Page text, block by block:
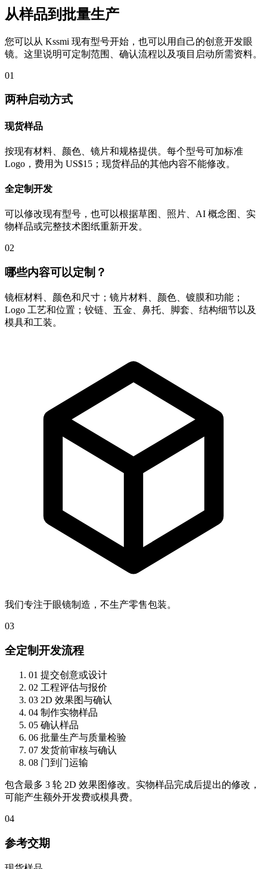
从样品到批量生产
您可以从 Kssmi 现有型号开始，也可以用自己的创意开发眼
镜。这里说明可定制范围、确认流程以及项目启动所需资料。
01
两种启动方式
现货样品
按现有材料、颜色、镜片和规格提供。每个型号可加标准
Logo，费用为 US$15；现货样品的其他内容不能修改。
全定制开发
可以修改现有型号，也可以根据草图、照片、AI 概念图、实
物样品或完整技术图纸重新开发。
02
哪些内容可以定制？
镜框材料、颜色和尺寸；镜片材料、颜色、镀膜和功能；
Logo 工艺和位置；铰链、五金、鼻托、脚套、结构细节以及
模具和工装。
我们专注于眼镜制造，不生产零售包装。
03
全定制开发流程
01 提交创意或设计
02 工程评估与报价
03 2D 效果图与确认
04 制作实物样品
05 确认样品
06 批量生产与质量检验
07 发货前审核与确认
08 门到门运输
包含最多 3 轮 2D 效果图修改。实物样品完成后提出的修改，
可能产生额外开发费或模具费。
04
参考交期